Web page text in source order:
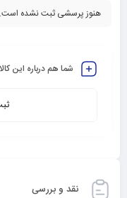
هنوز پرسشی ثبت نشده است.
شما هم درباره این
نقد و بررسی